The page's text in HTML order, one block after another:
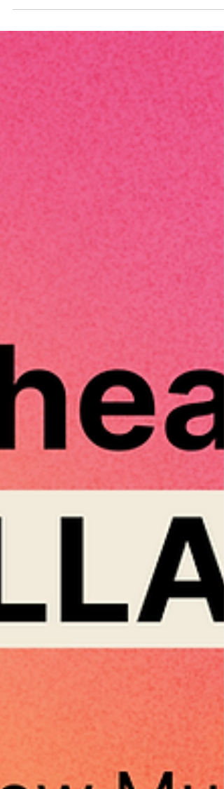
ลาวด้วย 📍ในตอนที่หมวยทำงานใน